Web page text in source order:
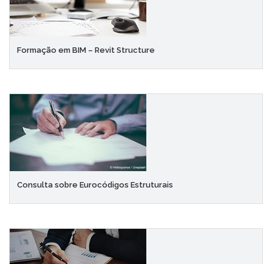
Formação em BIM – Revit Structure
Consulta sobre Eurocódigos Estruturais